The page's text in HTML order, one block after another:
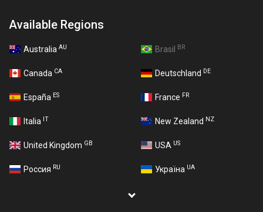
Available Regions
Australia AU Brasil BR
Canada CA Deutschland DE
España ES France FR
Italia IT New Zealand NZ
United Kingdom GB USA US
Россия RU Україна UA